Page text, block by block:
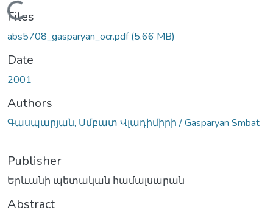
Loading...
Files
abs5708_gasparyan_ocr.pdf(5.66 MB)
Date
2001
Authors
Գասպարյան, Սմբատ Վլադիմիրի / Gasparyan Smbat
Publisher
Երևանի պետական համալսարան
Abstract